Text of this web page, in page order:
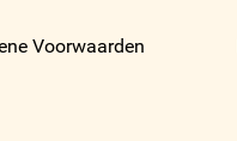
Voorwaarden